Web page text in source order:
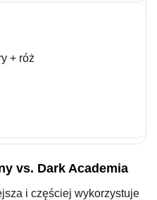
+ róż
vs. Dark Academia
i częściej wykorzystuje